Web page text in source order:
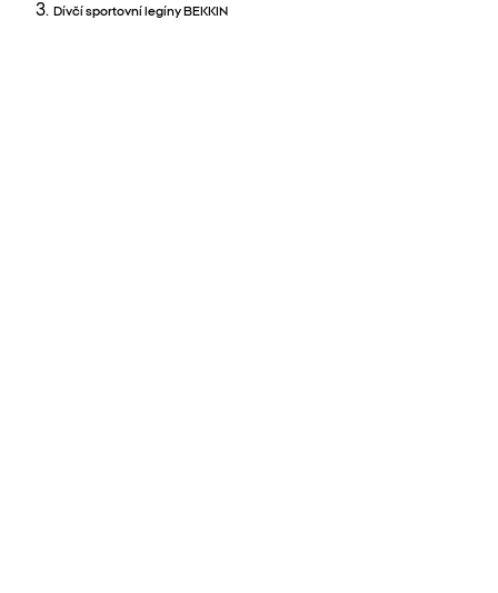
Dívčí sportovní legíny BEKKIN